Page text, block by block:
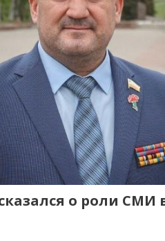
о роли СМИ